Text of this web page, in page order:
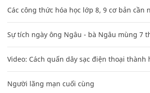
Các công thức hóa học lớp 8, 9 cơ bản cần
Sự tích ngày ông Ngâu - bà Ngâu mùng 7
Video: Cách quấn dây sạc điện thoại thành
Người lãng mạn cuối cùng